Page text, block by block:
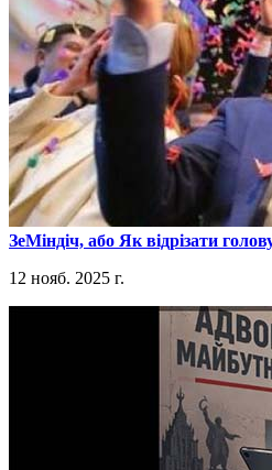
​ЗеМіндіч, або Як відрізати
12 нояб. 2025 г.